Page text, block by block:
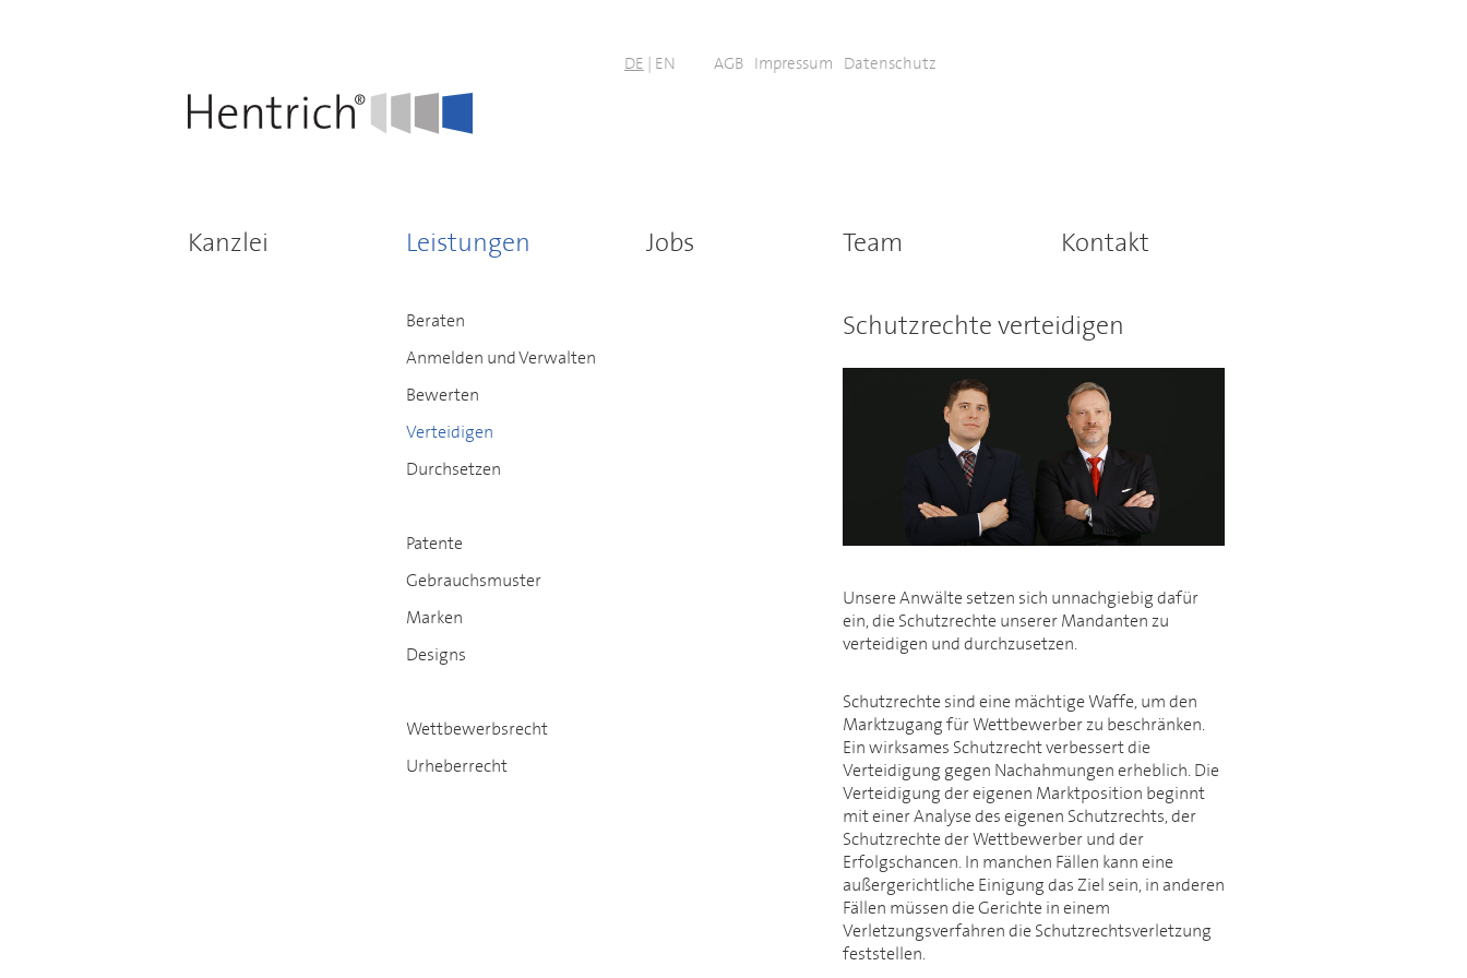
DE EN AGB Impressum Datenschutz
Kanzlei Leistungen Jobs Team Kontakt
Beraten
Anmelden und Verwalten
Bewerten
Verteidigen
Durchsetzen
Patente
Gebrauchsmuster
Marken
Designs
Wettbewerbsrecht
Urheberrecht
Schutzrechte verteidigen
Unsere Anwälte setzen sich unnachgiebig dafür
ein, die Schutzrechte unserer Mandanten zu
verteidigen und durchzusetzen.
Schutzrechte sind eine mächtige Waffe, um den
Marktzugang für Wettbewerber zu beschränken.
Ein wirksames Schutzrecht verbessert die
Verteidigung gegen Nachahmungen erheblich. Die
Verteidigung der eigenen Marktposition beginnt
mit einer Analyse des eigenen Schutzrechts, der
Schutzrechte der Wettbewerber und der
Erfolgschancen. In manchen Fällen kann eine
außergerichtliche Einigung das Ziel sein, in anderen
Fällen müssen die Gerichte in einem
Verletzungsverfahren die Schutzrechtsverletzung
feststellen.